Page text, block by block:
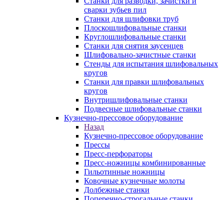
сварки зубьев пил
Станки для шлифовки труб
Плоскошлифовальные станки
Круглошлифовальные станки
Станки для снятия заусенцев
Шлифовально-зачистные станки
Стенды для испытания шлифовальных
кругов
Станки для правки шлифовальных
кругов
Внутришлифовальные станки
Подвесные шлифовальные станки
Кузнечно-прессовое оборудование
Назад
Кузнечно-прессовое оборудование
Прессы
Пресс-перфораторы
Пресс-ножницы комбинированные
Гильотинные ножницы
Ковочные кузнечные молоты
Долбежные станки